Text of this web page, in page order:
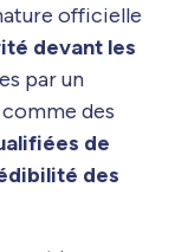
officielle
devant les
par un
des
de
des